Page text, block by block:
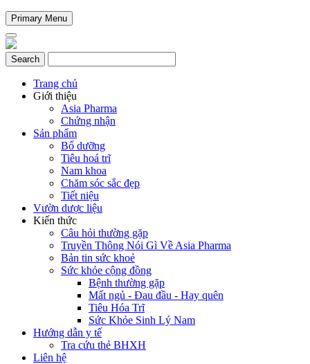
Primary Menu
Trang chủ
Giới thiệu
Asia Pharma
Chứng nhận
Sản phẩm
Bổ dưỡng
Tiêu hoá trĩ
Nam khoa
Chăm sóc sắc đẹp
Tiết niệu
Vườn dược liệu
Kiến thức
Câu hỏi thường gặp
Truyền Thông Nói Gì Về Asia Pharma
Bản tin sức khoẻ
Sức khỏe cộng đồng
Bệnh thường gặp
Mất ngủ - Đau đầu - Hay quên
Tiêu Hóa Trĩ
Sức Khỏe Sinh Lý Nam
Hướng dẫn y tế
Tra cứu thẻ BHXH
Liên hệ